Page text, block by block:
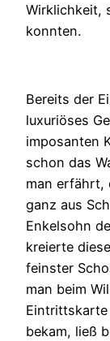
Wirklichkeit,
konnten.
Bereits der
luxuriöses
imposanten
schon das
man erfährt,
ganz aus
Enkelsohn
kreierte
feinster
man beim
Eintrittskarte
bekam, ließ